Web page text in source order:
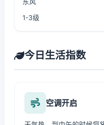
1-3级
今日生活指数
空调开启